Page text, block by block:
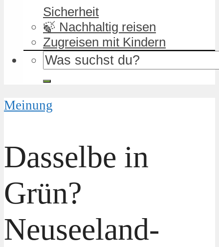
Sicherheit
🍃 Nachhaltig reisen
Zugreisen mit Kindern
Meinung
Dasselbe in
Grün?
Neuseeland-